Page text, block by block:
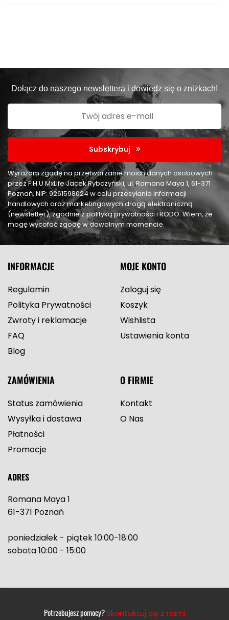
Dołącz do naszego newslettera i dowiedz się o zniżkach!
Subskrybuj
Wyrażam zgodę na przetwarzanie moich danych osobowych
przez F.H.U MxLife Jacek Rybczyński, ul. Romana Maya 1, 61-371
Poznań, NIP: 9261598024 w celu przesyłania informacji
handlowych oraz marketingowych drogą elektroniczną
(newsletter), zgodnie z polityką prywatności i RODO. Wiem, że
mogę wycofać zgodę w dowolnym momencie.
INFORMACJE
Regulamin
Polityka Prywatności
Zwroty i reklamacje
FAQ
Blog
MOJE KONTO
Zaloguj się
Koszyk
Wishlista
Ustawienia konta
ZAMÓWIENIA
Status zamówienia
Wysyłka i dostawa
Płatności
Promocje
O FIRMIE
Kontakt
O Nas
ADRES
Romana Maya 1
61-371 Poznań
poniedziałek - piątek 10:00-18:00
sobota 10:00 - 15:00
Potrzebujesz pomocy?Skontaktuj się z nami